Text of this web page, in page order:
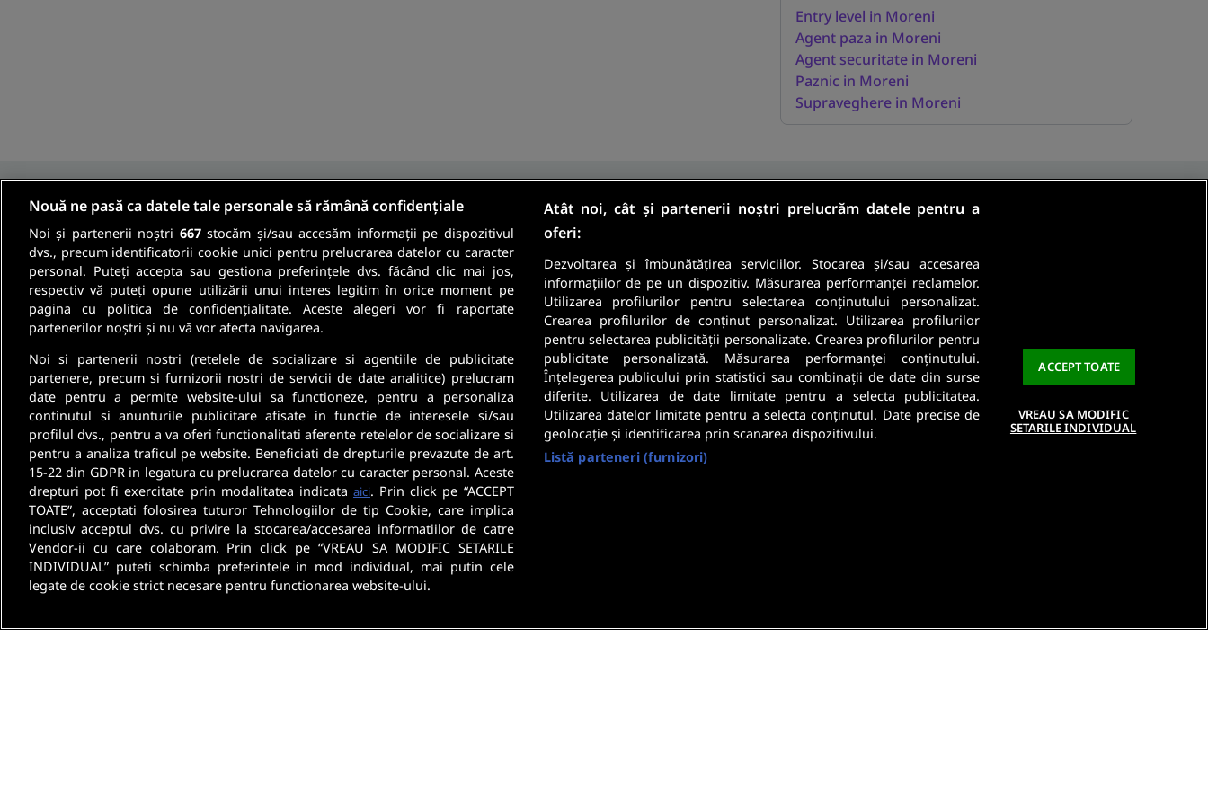
Entry level in Moreni
Agent paza in Moreni
Agent securitate in Moreni
Paznic in Moreni
Supraveghere in Moreni
Fii informat
Aboneaza-te la newsletter-ul nostru si primeste cele mai recente
oferte de munca si informatii despre cariera direct in inbox-ul tau.
Sunt angajator
Securitatea datelor dumneavoastra este importanta pentru noi. CitestePolitica De
Confidentialitate.
Nouă ne pasă ca datele tale personale să rămână confidențiale
Noi și partenerii noștri 667stocăm și/sau accesăm informații pe dispozitivul
dvs., precum identificatorii cookie unici pentru prelucrarea datelor cu caracter
personal. Puteți accepta sau gestiona preferințele dvs. făcând clic mai jos,
respectiv vă puteți opune utilizării unui interes legitim în orice moment pe
pagina cu politica de confidențialitate. Aceste alegeri vor fi raportate
partenerilor noștri și nu vă vor afecta navigarea.
Noi si partenerii nostri (retelele de socializare si agentiile de publicitate
partenere, precum si furnizorii nostri de servicii de date analitice) prelucram
date pentru a permite website-ului sa functioneze, pentru a personaliza
continutul si anunturile publicitare afisate in functie de interesele si/sau
profilul dvs., pentru a va oferi functionalitati aferente retelelor de socializare si
pentru a analiza traficul pe website. Beneficiati de drepturile prevazute de art.
15-22 din GDPR in legatura cu prelucrarea datelor cu caracter personal. Aceste
drepturi pot fi exercitate prin modalitatea indicata aici. Prin click pe “ACCEPT
TOATE”, acceptati folosirea tuturor Tehnologiilor de tip Cookie, care implica
inclusiv acceptul dvs. cu privire la stocarea/accesarea informatiilor de catre
Vendor-ii cu care colaboram. Prin click pe “VREAU SA MODIFIC SETARILE
INDIVIDUAL” puteti schimba preferintele in mod individual, mai putin cele
legate de cookie strict necesare pentru functionarea website-ului.
Atât noi, cât și partenerii noștri prelucrăm datele pentru a
oferi:
Dezvoltarea și îmbunătățirea serviciilor. Stocarea și/sau accesarea
informațiilor de pe un dispozitiv. Măsurarea performanței reclamelor.
Utilizarea profilurilor pentru selectarea conținutului personalizat.
Crearea profilurilor de conținut personalizat. Utilizarea profilurilor
pentru selectarea publicității personalizate. Crearea profilurilor pentru
publicitate personalizată. Măsurarea performanței conținutului.
Înțelegerea publicului prin statistici sau combinații de date din surse
diferite. Utilizarea de date limitate pentru a selecta publicitatea.
Utilizarea datelor limitate pentru a selecta conținutul. Date precise de
geolocație și identificarea prin scanarea dispozitivului.
Listă parteneri (furnizori)
ACCEPT TOATE
VREAU SA MODIFIC
SETARILE INDIVIDUAL